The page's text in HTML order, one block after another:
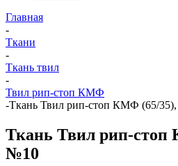
Главная
-
Ткани
-
Ткань твил
-
Твил рип-стоп КМФ
-Ткань Твил рип-стоп КМФ (65/
Ткань Твил рип-
№10